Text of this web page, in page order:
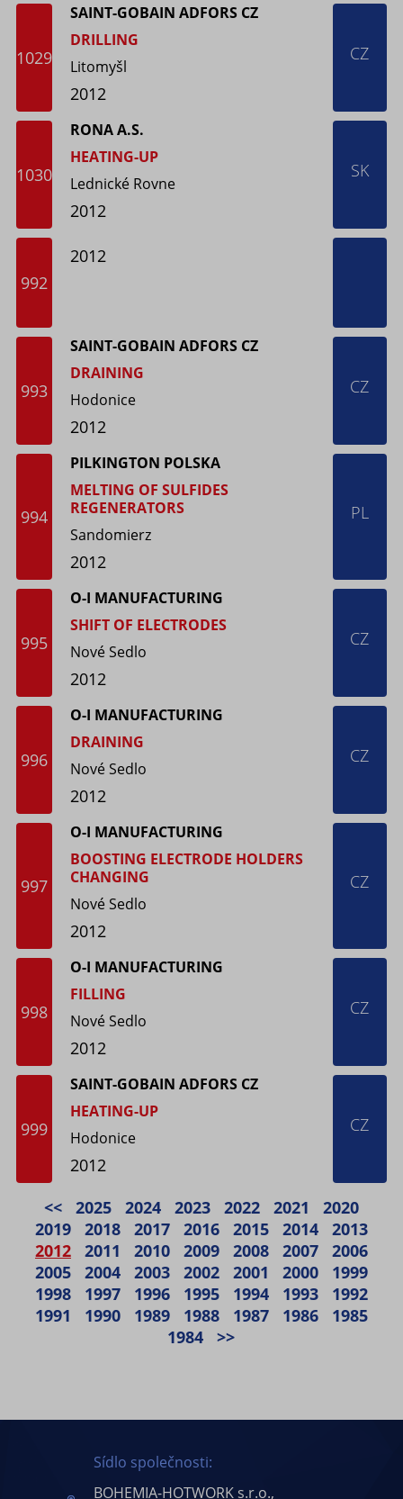
1029
SAINT-GOBAIN ADFORS CZ
DRILLING
Litomyšl
2012
CZ
1030
RONA A.S.
HEATING-UP
Lednické Rovne
2012
SK
992
2012
993
SAINT-GOBAIN ADFORS CZ
DRAINING
Hodonice
2012
CZ
994
PILKINGTON POLSKA
MELTING OF SULFIDES
REGENERATORS
Sandomierz
2012
PL
995
O-I MANUFACTURING
SHIFT OF ELECTRODES
Nové Sedlo
2012
CZ
996
O-I MANUFACTURING
DRAINING
Nové Sedlo
2012
CZ
997
O-I MANUFACTURING
BOOSTING ELECTRODE HOLDERS
CHANGING
Nové Sedlo
2012
CZ
998
O-I MANUFACTURING
FILLING
Nové Sedlo
2012
CZ
999
SAINT-GOBAIN ADFORS CZ
HEATING-UP
Hodonice
2012
CZ
<< 2025 2024 2023 2022 2021
2020
2019
2018 2017 2016 2015 2014
2013
2012
2011 2010 2009 2008 2007
2006
2005
2004 2003 2002 2001 2000
1999
1998
1997 1996 1995 1994 1993
1992
1991
1990 1989 1988 1987 1986
1985
1984
>>
Sídlo společnosti:
BOHEMIA-HOTWORK s.r.o.,